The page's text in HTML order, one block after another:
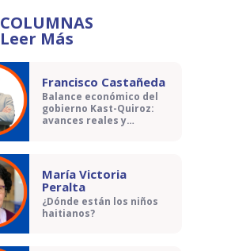
COLUMNAS
Leer Más
Francisco Castañeda
Balance económico del
gobierno Kast-Quiroz:
avances reales y
María Victoria
Peralta
¿Dónde están los niños
haitianos?